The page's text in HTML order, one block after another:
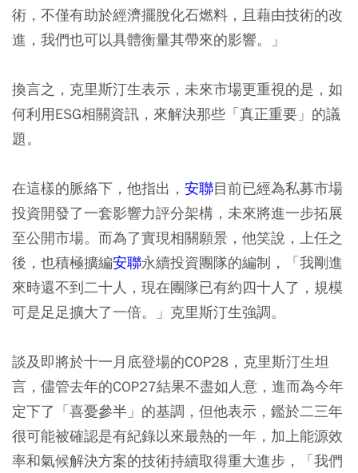
術，不僅有助於經濟擺脫化石燃料，且藉由技術的改
進，我們也可以具體衡量其帶來的影響。」
換言之，克里斯汀生表示，未來市場更重視的是，如
何利用ESG相關資訊，來解決那些「真正重要」的議
題。
在這樣的脈絡下，他指出， 安聯目前已經為私募市場
投資開發了一套影響力評分架構，未來將進一步拓展
至公開市場。而為了實現相關願景，他笑說，上任之
後，也積極擴編安聯永續投資團隊的編制，「我剛進
來時還不到二十人，現在團隊已有約四十人了，規模
可是足足擴大了一倍。」克里斯汀生強調。
談及即將於十一月底登場的COP28，克里斯汀生坦
言，儘管去年的COP27結果不盡如人意，進而為今年
定下了「喜憂參半」的基調，但他表示，鑑於二三年
很可能被確認是有紀錄以來最熱的一年，加上能源效
率和氣候解決方案的技術持續取得重大進步，「我們